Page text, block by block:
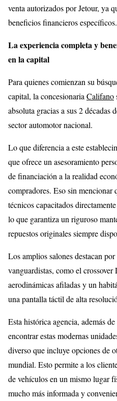
venta autorizados por Jetour, ya
beneficios financieros específicos.
La experiencia completa y
en la capital
Para quienes comienzan su
capital, la concesionariaCalifano
absoluta gracias a sus 2 décadas
sector automotor nacional.
Lo que diferencia a este
que ofrece un asesoramiento
de financiación a la realidad
compradores. Eso sin
técnicos capacitados
lo que garantiza un riguroso
repuestos originales siempre
Los amplios salones destacan
vanguardistas, como el
aerodinámicas afiladas y un
una pantalla táctil de alta
Esta histórica agencia, además
encontrar estas modernas
diverso que incluye opciones de
mundial. Esto permite a los
de vehículos en un mismo lugar
mucho más informada y